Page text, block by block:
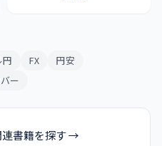
円 FX
円安
ー
連書籍を探す →